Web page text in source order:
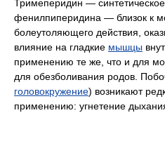
Тримеперидин —
фенилпиперидина — близок к
болеутоляющего действия,
влияние на гладкие мышцы
применению те же, что и для
для обезболивания родов.
головокружение) возникают
применению: угнетение